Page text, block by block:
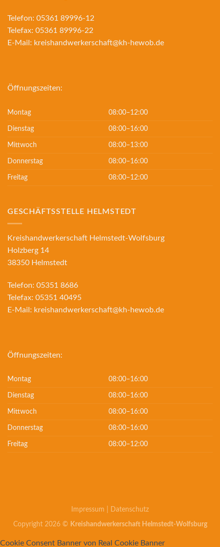
Telefon: 05361 89996-12
Telefax: 05361 89996-22
E-Mail: kreishandwerkerschaft@kh-hewob.de
Öffnungszeiten:
Montag 08:00–12:00
Dienstag 08:00–16:00
Mittwoch 08:00–13:00
Donnerstag 08:00–16:00
Freitag 08:00–12:00
GESCHÄFTSSTELLE HELMSTEDT
Kreishandwerkerschaft Helmstedt-Wolfsburg
Holzberg 14
38350 Helmstedt
Telefon: 05351 8686
Telefax: 05351 40495
E-Mail: kreishandwerkerschaft@kh-hewob.de
Öffnungszeiten:
Montag 08:00–16:00
Dienstag 08:00–16:00
Mittwoch 08:00–16:00
Donnerstag 08:00–16:00
Freitag 08:00–12:00
Impressum Datenschutz
Copyright 2026 © Kreishandwerkerschaft Helmstedt-Wolfsburg
Cookie Consent Banner von Real Cookie Banner